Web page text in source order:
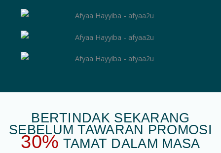
BERTINDAK SEKARANG
SEBELUM TAWARAN PROMOSI
30% TAMAT DALAM MASA